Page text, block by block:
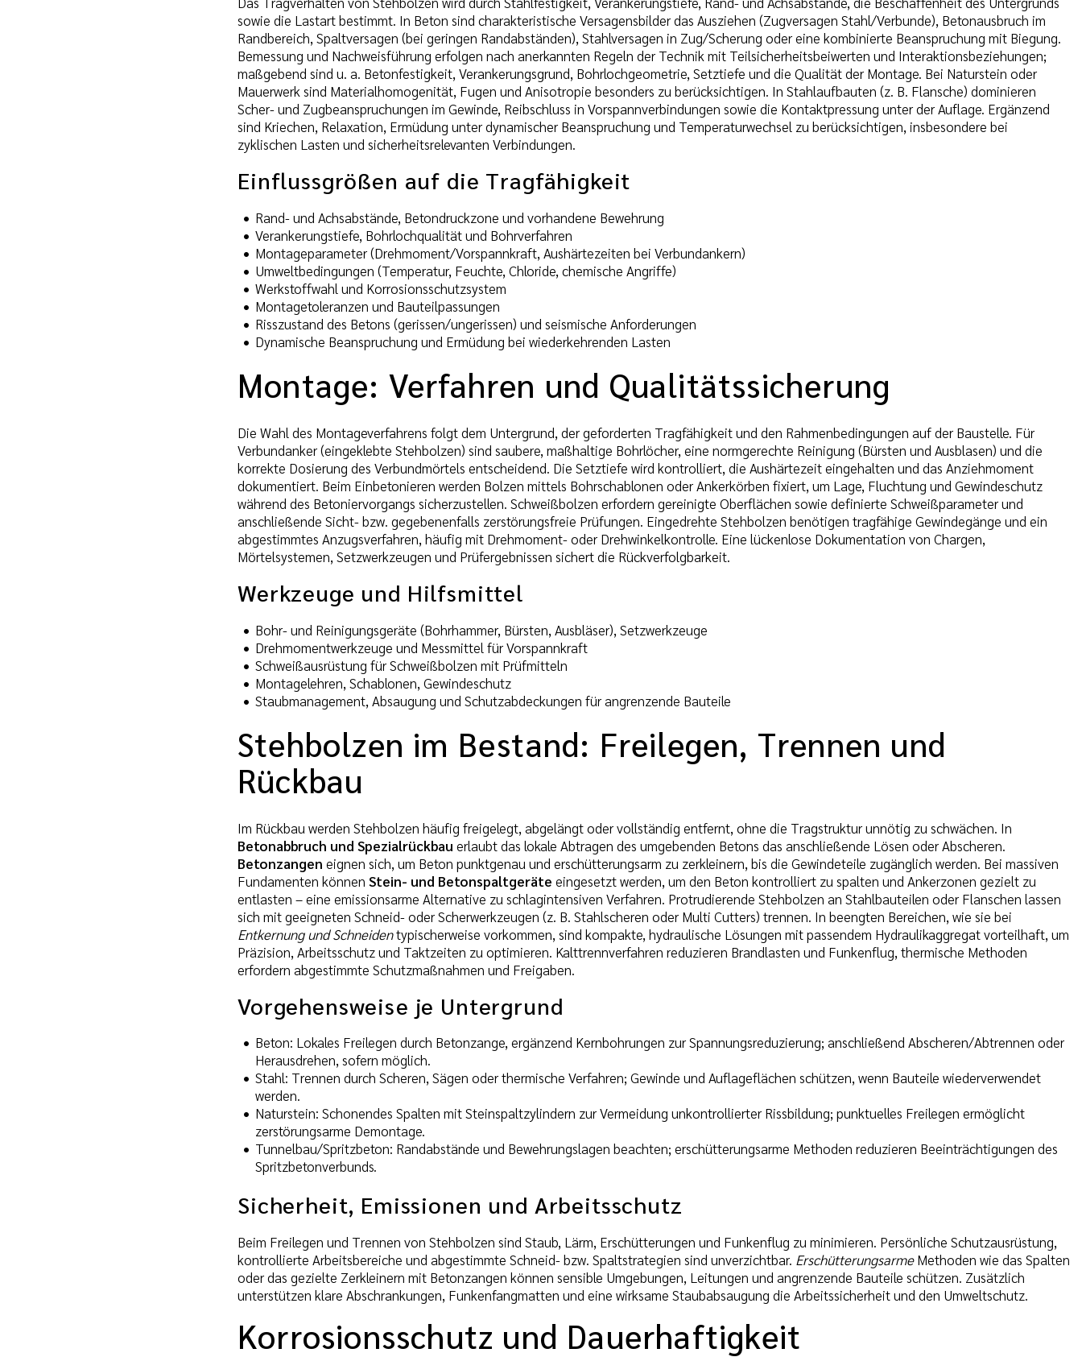
sowie die Lastart bestimmt. In Beton sind charakteristische Versagensbilder das Ausziehen (Zugversagen Stahl/Verbunde), Betonausbruch im
Randbereich, Spaltversagen (bei geringen Randabständen), Stahlversagen in Zug/Scherung oder eine kombinierte Beanspruchung mit Biegung.
Bemessung und Nachweisführung erfolgen nach anerkannten Regeln der Technik mit Teilsicherheitsbeiwerten und Interaktionsbeziehungen;
maßgebend sind u. a. Betonfestigkeit, Verankerungsgrund, Bohrlochgeometrie, Setztiefe und die Qualität der Montage. Bei Naturstein oder
Mauerwerk sind Materialhomogenität, Fugen und Anisotropie besonders zu berücksichtigen. In Stahlaufbauten (z. B. Flansche) dominieren
Scher- und Zugbeanspruchungen im Gewinde, Reibschluss in Vorspannverbindungen sowie die Kontaktpressung unter der Auflage. Ergänzend
sind Kriechen, Relaxation, Ermüdung unter dynamischer Beanspruchung und Temperaturwechsel zu berücksichtigen, insbesondere bei
zyklischen Lasten und sicherheitsrelevanten Verbindungen.
Einflussgrößen auf die Tragfähigkeit
Rand- und Achsabstände, Betondruckzone und vorhandene Bewehrung
Verankerungstiefe, Bohrlochqualität und Bohrverfahren
Montageparameter (Drehmoment/Vorspannkraft, Aushärtezeiten bei Verbundankern)
Umweltbedingungen (Temperatur, Feuchte, Chloride, chemische Angriffe)
Werkstoffwahl und Korrosionsschutzsystem
Montagetoleranzen und Bauteilpassungen
Risszustand des Betons (gerissen/ungerissen) und seismische Anforderungen
Dynamische Beanspruchung und Ermüdung bei wiederkehrenden Lasten
Montage: Verfahren und Qualitätssicherung
Die Wahl des Montageverfahrens folgt dem Untergrund, der geforderten Tragfähigkeit und den Rahmenbedingungen auf der Baustelle. Für
Verbundanker (eingeklebte Stehbolzen) sind saubere, maßhaltige Bohrlöcher, eine normgerechte Reinigung (Bürsten und Ausblasen) und die
korrekte Dosierung des Verbundmörtels entscheidend. Die Setztiefe wird kontrolliert, die Aushärtezeit eingehalten und das Anziehmoment
dokumentiert. Beim Einbetonieren werden Bolzen mittels Bohrschablonen oder Ankerkörben fixiert, um Lage, Fluchtung und Gewindeschutz
während des Betoniervorgangs sicherzustellen. Schweißbolzen erfordern gereinigte Oberflächen sowie definierte Schweißparameter und
anschließende Sicht- bzw. gegebenenfalls zerstörungsfreie Prüfungen. Eingedrehte Stehbolzen benötigen tragfähige Gewindegänge und ein
abgestimmtes Anzugsverfahren, häufig mit Drehmoment- oder Drehwinkelkontrolle. Eine lückenlose Dokumentation von Chargen,
Mörtelsystemen, Setzwerkzeugen und Prüfergebnissen sichert die Rückverfolgbarkeit.
Werkzeuge und Hilfsmittel
Bohr- und Reinigungsgeräte (Bohrhammer, Bürsten, Ausbläser), Setzwerkzeuge
Drehmomentwerkzeuge und Messmittel für Vorspannkraft
Schweißausrüstung für Schweißbolzen mit Prüfmitteln
Montagelehren, Schablonen, Gewindeschutz
Staubmanagement, Absaugung und Schutzabdeckungen für angrenzende Bauteile
Stehbolzen im Bestand: Freilegen, Trennen und
Rückbau
Im Rückbau werden Stehbolzen häufig freigelegt, abgelängt oder vollständig entfernt, ohne die Tragstruktur unnötig zu schwächen. In
Betonabbruch und Spezialrückbau erlaubt das lokale Abtragen des umgebenden Betons das anschließende Lösen oder Abscheren.
Betonzangen eignen sich, um Beton punktgenau und erschütterungsarm zu zerkleinern, bis die Gewindeteile zugänglich werden. Bei massiven
Fundamenten können Stein- und Betonspaltgeräte eingesetzt werden, um den Beton kontrolliert zu spalten und Ankerzonen gezielt zu
entlasten – eine emissionsarme Alternative zu schlagintensiven Verfahren. Protrudierende Stehbolzen an Stahlbauteilen oder Flanschen lassen
sich mit geeigneten Schneid- oder Scherwerkzeugen (z. B. Stahlscheren oder Multi Cutters) trennen. In beengten Bereichen, wie sie bei
Entkernung und Schneidentypischerweise vorkommen, sind kompakte, hydraulische Lösungen mit passendem Hydraulikaggregat vorteilhaft, um
Präzision, Arbeitsschutz und Taktzeiten zu optimieren. Kalttrennverfahren reduzieren Brandlasten und Funkenflug, thermische Methoden
erfordern abgestimmte Schutzmaßnahmen und Freigaben.
Vorgehensweise je Untergrund
Beton: Lokales Freilegen durch Betonzange, ergänzend Kernbohrungen zur Spannungsreduzierung; anschließend Abscheren/Abtrennen oder
Herausdrehen, sofern möglich.
Stahl: Trennen durch Scheren, Sägen oder thermische Verfahren; Gewinde und Auflageflächen schützen, wenn Bauteile wiederverwendet
werden.
Naturstein: Schonendes Spalten mit Steinspaltzylindern zur Vermeidung unkontrollierter Rissbildung; punktuelles Freilegen ermöglicht
zerstörungsarme Demontage.
Tunnelbau/Spritzbeton: Randabstände und Bewehrungslagen beachten; erschütterungsarme Methoden reduzieren Beeinträchtigungen des
Spritzbetonverbunds.
Sicherheit, Emissionen und Arbeitsschutz
Beim Freilegen und Trennen von Stehbolzen sind Staub, Lärm, Erschütterungen und Funkenflug zu minimieren. Persönliche Schutzausrüstung,
kontrollierte Arbeitsbereiche und abgestimmte Schneid- bzw. Spaltstrategien sind unverzichtbar. ErschütterungsarmeMethoden wie das Spalten
oder das gezielte Zerkleinern mit Betonzangen können sensible Umgebungen, Leitungen und angrenzende Bauteile schützen. Zusätzlich
unterstützen klare Abschrankungen, Funkenfangmatten und eine wirksame Staubabsaugung die Arbeitssicherheit und den Umweltschutz.
Korrosionsschutz und Dauerhaftigkeit